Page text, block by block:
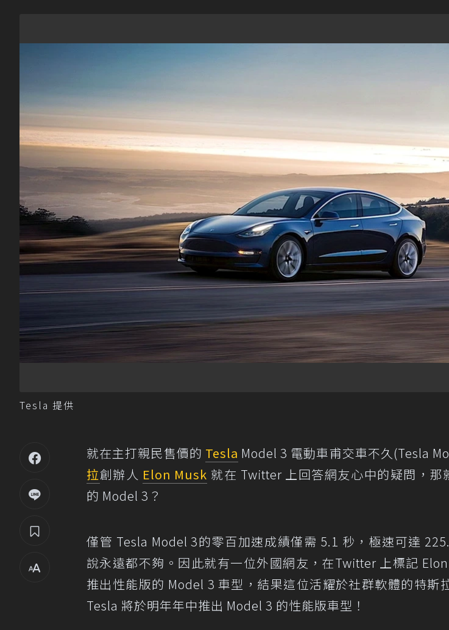
Tesla 提供
就在主打親民售價的 Tesla Model 3 電動車甫交車不久(Tesla
拉創辦人 Elon Musk 就在 Twitter 上回答網友心中的疑問，那
的 Model 3？
僅管 Tesla Model 3的零百加速成績僅需 5.1 秒，極速可達
說永遠都不夠。因此就有一位外國網友，在Twitter 上標記
推出性能版的 Model 3 車型，結果這位活耀於社群軟體的特
Tesla 將於明年年中推出 Model 3 的性能版車型！